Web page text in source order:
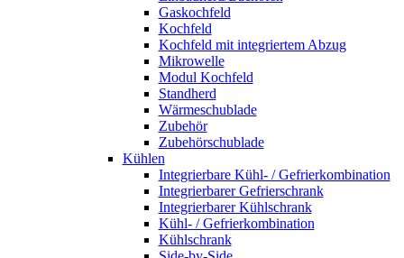
Gaskochfeld
Kochfeld
Kochfeld mit integriertem Abzug
Mikrowelle
Modul Kochfeld
Standherd
Wärmeschublade
Zubehör
Zubehörschublade
Kühlen
Integrierbare Kühl- / Gefrierkombination
Integrierbarer Gefrierschrank
Integrierbarer Kühlschrank
Kühl- / Gefrierkombination
Kühlschrank